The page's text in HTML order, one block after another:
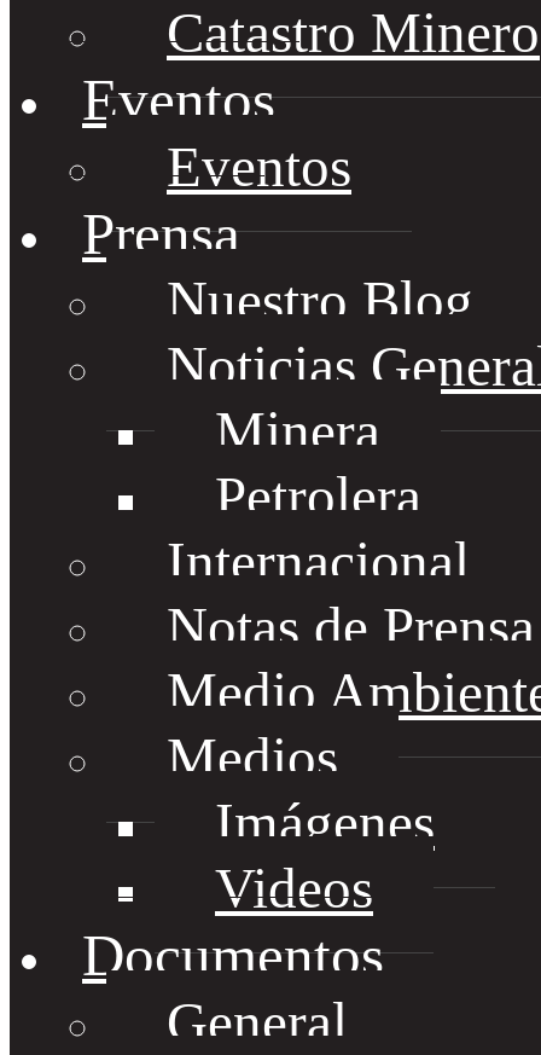
Catastro Minero
Eventos
Eventos
Prensa
Nuestro Blog
Noticias
Minera
Petrolera
Internacional
Notas de
Medio
Medios
Imágenes
Videos
Documentos
General